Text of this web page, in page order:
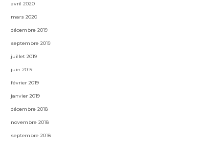
avril 2020
mars 2020
décembre 2019
septembre 2019
juillet 2019
juin 2019
février 2019
janvier 2019
décembre 2018
novembre 2018
septembre 2018